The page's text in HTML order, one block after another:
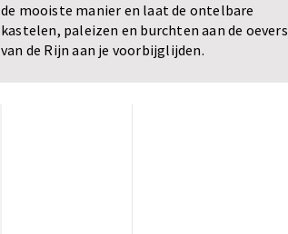
de mooiste manier en laat de ontelbare
kastelen, paleizen en burchten aan de oevers
van de Rijn aan je voorbijglijden.